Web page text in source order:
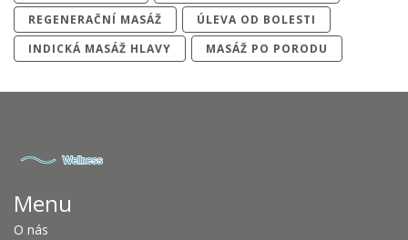
REGENERAČNÍ MASÁŽ
ÚLEVA OD BOLESTI
INDICKÁ MASÁŽ HLAVY
MASÁŽ PO PORODU
Menu
O nás